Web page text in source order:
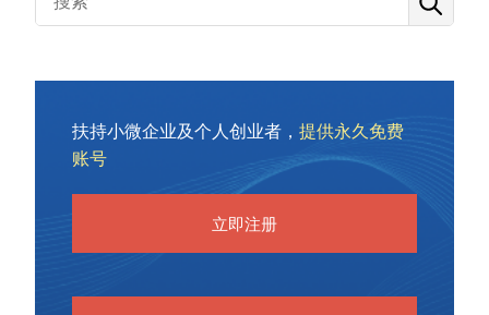
扶持小微企业及个人创业者，提供永久免费
账号
立即注册